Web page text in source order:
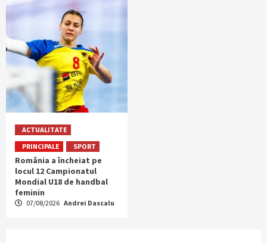
ACTUALITATE
PRINCIPALE
SPORT
România a încheiat pe
locul 12 Campionatul
Mondial U18 de handbal
feminin
07/08/2026 Andrei Dascalu